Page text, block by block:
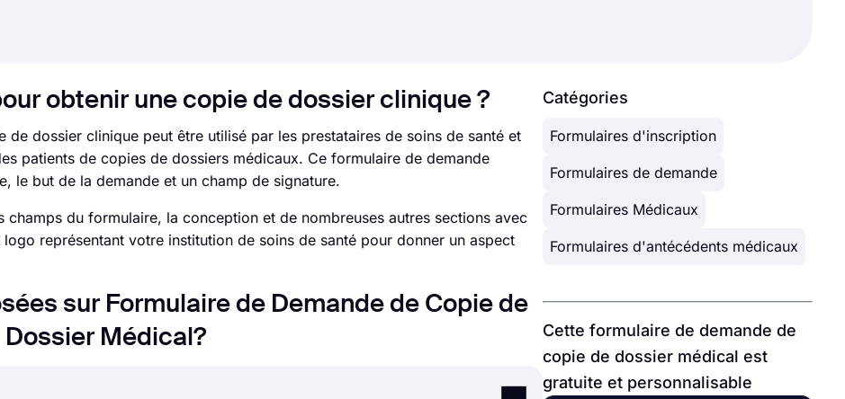
obtenir une copie de dossier clinique ?
dossier clinique peut être utilisé par les prestataires de soins de santé et
patients de copies de dossiers médicaux. Ce formulaire de demande
le but de la demande et un champ de signature.
du formulaire, la conception et de nombreuses autres sections avec
représentant votre institution de soins de santé pour donner un aspect
sur Formulaire de Demande de Copie de
Dossier Médical?
Catégories
Formulaires d'inscription
Formulaires de demande
Formulaires Médicaux
Formulaires d'antécédents médicaux
Cette formulaire de demande de
copie de dossier médical est
gratuite et personnalisable